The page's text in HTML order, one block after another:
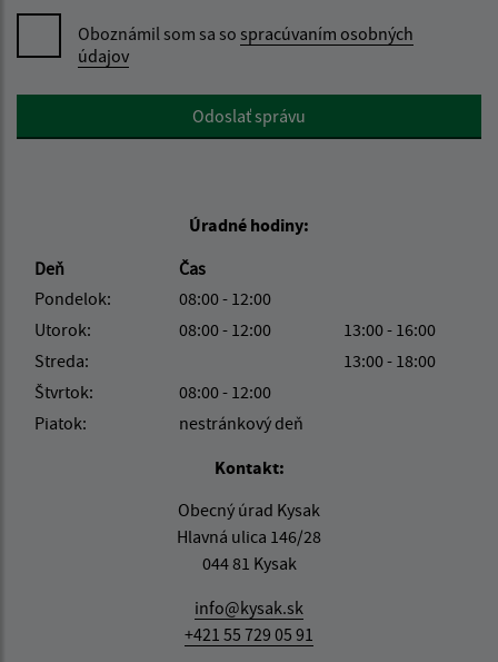
Oboznámil som sa so spracúvaním osobných
údajov
Google reCaptcha ResponseOdoslať správu
Úradné hodiny:
Deň
Čas
Pondelok:
08:00 - 12:00
Utorok:
08:00 - 12:00
13:00 - 16:00
Streda:
13:00 - 18:00
Štvrtok:
08:00 - 12:00
Piatok:
nestránkový deň
Kontakt:
Obecný úrad Kysak
Hlavná ulica 146/28
044 81 Kysak
info@kysak.sk
+421 55 729 05 91